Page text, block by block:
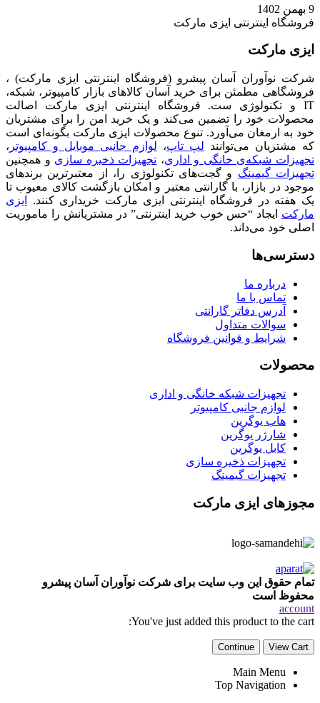
9 بهمن 1402
فروشگاه اینترنتی ایزی مارکت
ایزی مارکت
شرکت نوآوران آسان پیشرو (فروشگاه اینترنتی ایزی مارکت) ،
فروشگاهی مطمئن برای خرید آسان کالاهای بازار کامپیوتر، شبکه،
IT و تکنولوژی ست. فروشگاه اینترنتی ایزی مارکت اصالت
محصولات خود را تضمین می‌کند و یک خرید امن را برای مشتریان
خود به ارمغان می‌آورد. تنوع محصولات ایزی مارکت بگونه‌ای است
که مشتریان می‌توانند لپ تاپ، لوازم جانبی موبایل و کامپیوتر ،
تجهیزات شبکه‌ی خانگی و اداری، تجهیزات ذخیره سازی و همچنین
تجهیزات گیمینگ و گجت‌های تکنولوژی را، از معتبرترین برندهای
موجود در بازار، با گارانتی معتبر و امکان بازگشت کالای معیوب تا
یک هفته در فروشگاه اینترنتی ایزی مارکت خریداری کنند.
ایزی
مارکت ایجاد “حس خوب خرید اینترنتی” در مشتریانش را ماموریت
اصلی خود می‌داند.
دسترسی‌ها
درباره ما
تماس با ما
آدرس دفاتر گارانتی
سوالات متداول
شرایط و قوانین فروشگاه
محصولات
تجهیزات شبکه خانگی و اداری
لوازم جانبی کامپیوتر
هاب یوگرین
شارژر یوگرین
کابل یوگرین
تجهیزات ذخیره سازی
تجهیزات گیمینگ
مجوزهای ایزی مارکت
تمام حقوق این وب سایت برای شرکت نوآوران آسان پیشرو
محفوظ است
account
You've just added this product to the cart:
View Cart
Continue
Main Menu
Top Navigation